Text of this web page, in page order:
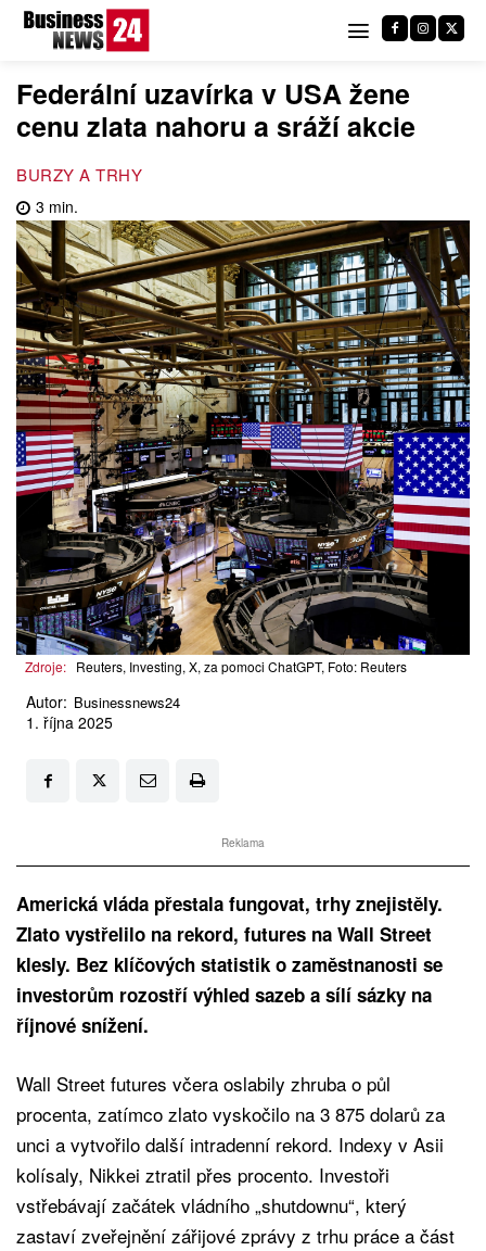
Federální uzavírka v USA žene
cenu zlata nahoru a sráží akcie
BURZY A TRHY
3 min.
Zdroje: Reuters, Investing, X, za pomoci ChatGPT, Foto: Reuters
Autor: Businessnews24
1. října 2025
Reklama
Americká vláda přestala fungovat, trhy znejistěly.
Zlato vystřelilo na rekord, futures na Wall Street
klesly. Bez klíčových statistik o zaměstnanosti se
investorům rozostří výhled sazeb a sílí sázky na
říjnové snížení.
Wall Street futures včera oslabily zhruba o půl
procenta, zatímco zlato vyskočilo na 3 875 dolarů za
unci a vytvořilo další intradenní rekord. Indexy v Asii
kolísaly, Nikkei ztratil přes procento. Investoři
vstřebávají začátek vládního „shutdownu“, který
zastaví zveřejnění zářijové zprávy z trhu práce a část